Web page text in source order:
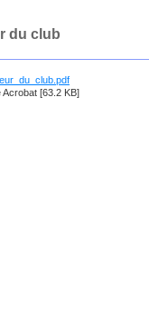
du club
Acrobat [63.2 KB]